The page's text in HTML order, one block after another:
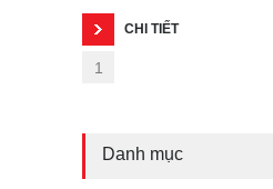
CHI TIẾT
1
Danh mục